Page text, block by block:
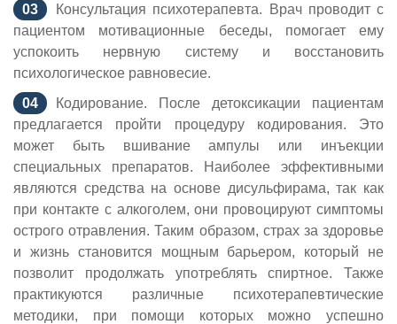
Консультация психотерапевта. Врач проводит с
пациентом мотивационные беседы, помогает ему
успокоить нервную систему и восстановить
психологическое равновесие.
Кодирование. После детоксикации пациентам
предлагается пройти процедуру кодирования. Это
может быть вшивание ампулы или инъекции
специальных препаратов. Наиболее эффективными
являются средства на основе дисульфирама, так как
при контакте с алкоголем, они провоцируют симптомы
острого отравления. Таким образом, страх за здоровье
и жизнь становится мощным барьером, который не
позволит продолжать употреблять спиртное. Также
практикуются различные психотерапевтические
методики, при помощи которых можно успешно